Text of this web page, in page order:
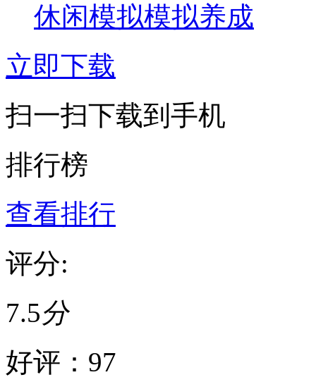
休闲模拟模拟养成
立即下载
扫一扫下载到手机
排行榜
查看排行
评分:
7.5分
好评： 97